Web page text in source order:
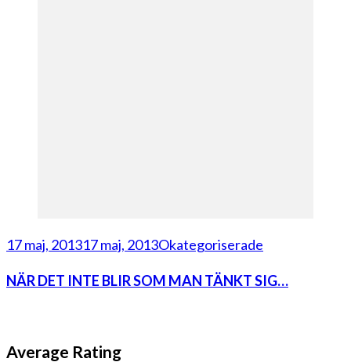
17 maj, 201317 maj, 2013Okategoriserade
NÄR DET INTE BLIR SOM MAN TÄNKT SIG…
Average Rating